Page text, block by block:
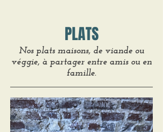
PLATS
Nos plats maisons, de viande ou
véggie, à partager entre amis ou en
famille.